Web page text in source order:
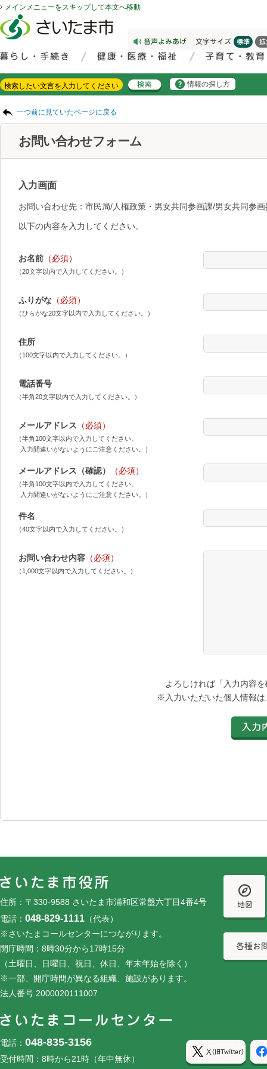
メインメニューをスキップして本文へ移動
情報の探し方
一つ前に見ていたページに戻る
お問い合わせフォーム
入力画面
お問い合わせ先：市民局/人権政策・男女共同参画課/男女共同参
以下の内容を入力してください。
お名前 （必須）
（20文字以内で入力してください。）
ふりがな （必須）
（ひらがな20文字以内で入力してください。）
住所
（100文字以内で入力してください。）
電話番号
（半角20文字以内で入力してください。）
メールアドレス （必須）
（半角100文字以内で入力してください。
入力間違いがないようにご注意ください。）
メールアドレス（確認） （必須）
（半角100文字以内で入力してください。
入力間違いがないようにご注意ください。）
件名
（40文字以内で入力してください。）
お問い合わせ内容 （必須）
（1,000文字以内で入力してください。）
よろしければ「入力内容
※入力いただいた個人情報
住所：〒330-9588 さいたま市浦和区常盤六丁目4番4号
電話： 048-829-1111 （代表）
※さいたまコールセンターにつながります。
開庁時間：8時30分から17時15分
（土曜日、日曜日、祝日、休日、年末年始を除く）
※一部、開庁時間が異なる組織、施設があります。
法人番号 2000020111007
電話： 048-835-3156
受付時間：8時から21時（年中無休）